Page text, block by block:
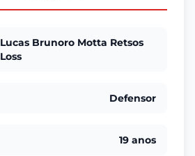
Lucas Brunoro Motta Retsos
Loss
Defensor
19 anos